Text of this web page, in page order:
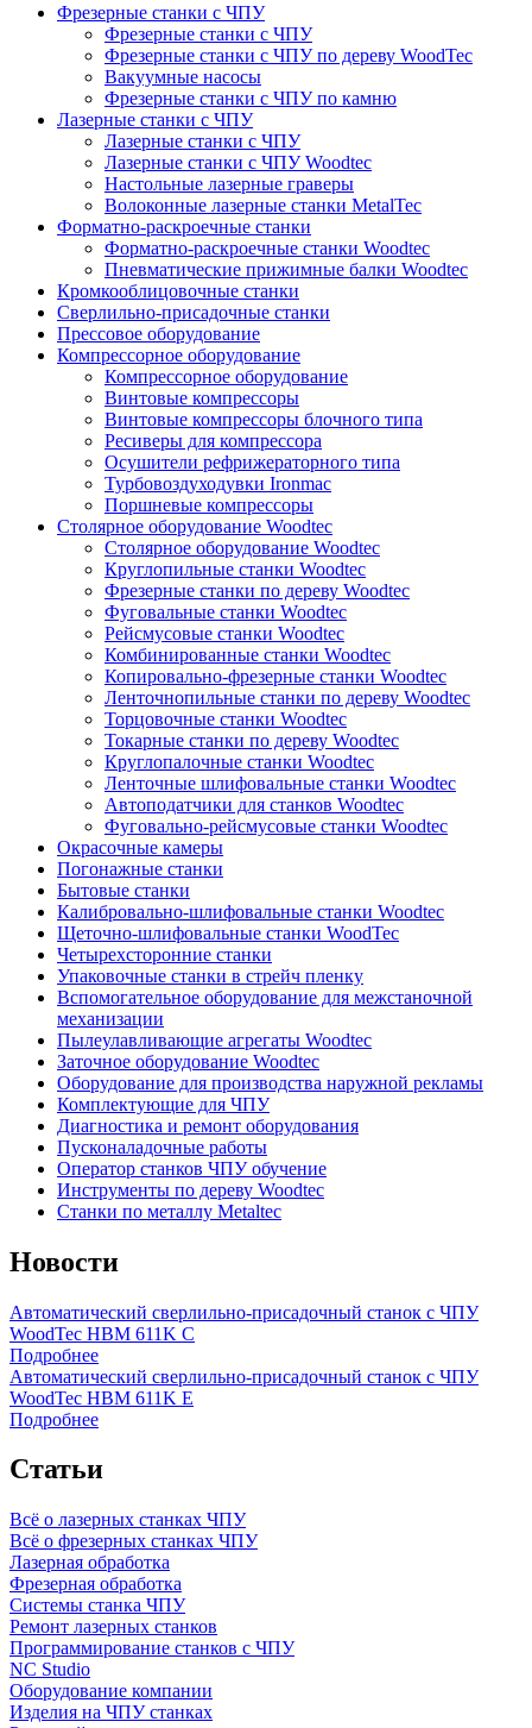
Фрезерные станки с ЧПУ
Фрезерные станки с ЧПУ
Фрезерные станки с ЧПУ по дереву WoodTec
Вакуумные насосы
Фрезерные станки с ЧПУ по камню
Лазерные станки с ЧПУ
Лазерные станки с ЧПУ
Лазерные станки с ЧПУ Woodtec
Настольные лазерные граверы
Волоконные лазерные станки MetalTec
Форматно-раскроечные станки
Форматно-раскроечные станки Woodtec
Пневматические прижимные балки Woodtec
Кромкооблицовочные станки
Сверлильно-присадочные станки
Прессовое оборудование
Компрессорное оборудование
Компрессорное оборудование
Винтовые компрессоры
Винтовые компрессоры блочного типа
Ресиверы для компрессора
Осушители рефрижераторного типа
Турбовоздуходувки Ironmac
Поршневые компрессоры
Столярное оборудование Woodtec
Столярное оборудование Woodtec
Круглопильные станки Woodtec
Фрезерные станки по дереву Woodtec
Фуговальные станки Woodtec
Рейсмусовые станки Woodtec
Комбинированные станки Woodtec
Копировально-фрезерные станки Woodtec
Ленточнопильные станки по дереву Woodtec
Торцовочные станки Woodtec
Токарные станки по дереву Woodtec
Круглопалочные станки Woodtec
Ленточные шлифовальные станки Woodtec
Автоподатчики для станков Woodtec
Фуговально-рейсмусовые станки Woodtec
Окрасочные камеры
Погонажные станки
Бытовые станки
Калибровально-шлифовальные станки Woodtec
Щеточно-шлифовальные станки WoodTec
Четырехсторонние станки
Упаковочные станки в стрейч пленку
Вспомогательное оборудование для межстаночной
механизации
Пылеулавливающие агрегаты Woodtec
Заточное оборудование Woodtec
Оборудование для производства наружной рекламы
Комплектующие для ЧПУ
Диагностика и ремонт оборудования
Пусконаладочные работы
Оператор станков ЧПУ обучение
Инструменты по дереву Woodtec
Станки по металлу Metaltec
Новости
Автоматический сверлильно-присадочный станок с ЧПУ
WoodTec HBM 611K C
Подробнее
Автоматический сверлильно-присадочный станок с ЧПУ
WoodTec HBM 611K E
Подробнее
Статьи
Всё о лазерных станках ЧПУ
Всё о фрезерных станках ЧПУ
Лазерная обработка
Фрезерная обработка
Системы станка ЧПУ
Ремонт лазерных станков
Программирование станков с ЧПУ
NC Studio
Оборудование компании
Изделия на ЧПУ станках